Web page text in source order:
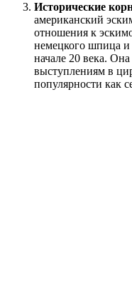
Исторические
американский
отношения к
немецкого шпица
начале 20 века.
выступлениям в
популярности как